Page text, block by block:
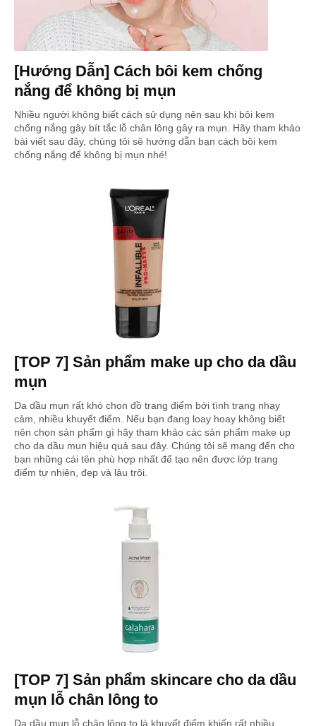
[Hướng Dẫn] Cách bôi kem chống
nắng để không bị mụn
Nhiều người không biết cách sử dụng nên sau khi bôi kem
chống nắng gây bít tắc lỗ chân lông gây ra mụn. Hãy tham khảo
bài viết sau đây, chúng tôi sẽ hướng dẫn bạn cách bôi kem
chống nắng để không bị mụn nhé!
[TOP 7] Sản phẩm make up cho da dầu
mụn
Da dầu mụn rất khó chọn đồ trang điểm bởi tình trạng nhạy
cảm, nhiều khuyết điểm. Nếu bạn đang loay hoay không biết
nên chọn sản phẩm gì hãy tham khảo các sản phẩm make up
cho da dầu mụn hiệu quả sau đây. Chúng tôi sẽ mang đến cho
bạn những cái tên phù hợp nhất để tạo nên được lớp trang
điểm tự nhiên, đẹp và lâu trôi.
[TOP 7] Sản phẩm skincare cho da dầu
mụn lỗ chân lông to
Da dầu mụn lỗ chân lông to là khuyết điểm khiến rất nhiều